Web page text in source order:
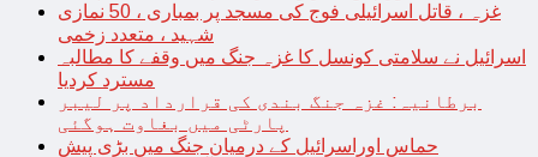
غزہ ، قاتل اسرائیلی فوج کی مسجد پر بمباری ، 50 نمازی
شہید ، متعدد زخمی
اسرائیل نے سلامتی کونسل کا غزہ جنگ میں وقفے کا مطالبہ
مسترد کردیا
برطانیہ: غزہ جنگ بندی کی قرارداد پر لیبر
پارٹی میں بغاوت ہوگئی
حماس اوراسرائیل کے درمیان جنگ میں بڑی پیش